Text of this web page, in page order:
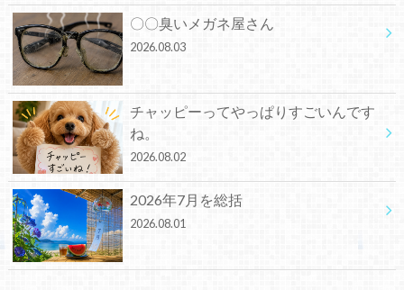
〇〇臭いメガネ屋さん
2026.08.03
チャッピーってやっぱりすごいんです
ね。
2026.08.02
2026年7月を総括
2026.08.01